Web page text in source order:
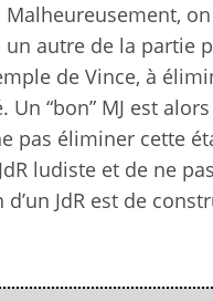
autre de la partie
de Vince, à
Un “bon” MJ est
pas éliminer cette
ludiste et de ne
JdR est de